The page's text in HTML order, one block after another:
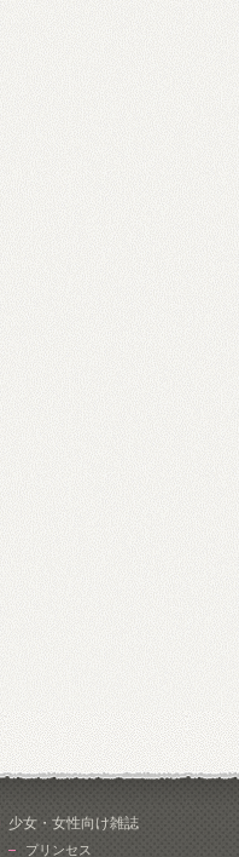
少女・女性向け雑誌
プリンセス